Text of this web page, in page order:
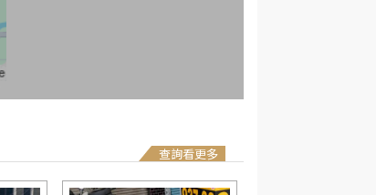
查詢看更多